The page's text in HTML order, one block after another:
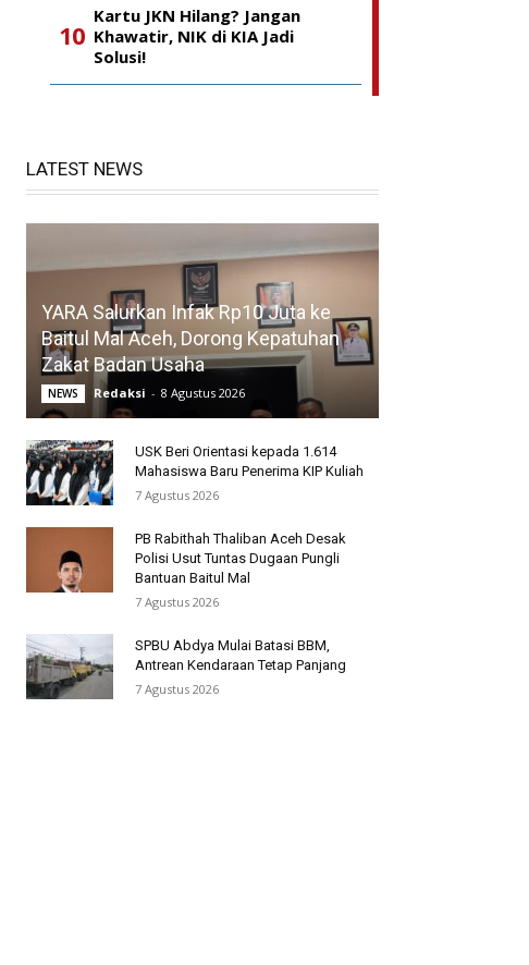
Kartu JKN Hilang? Jangan
Khawatir, NIK di KIA Jadi
Solusi!
LATEST NEWS
YARA Salurkan Infak Rp10 Juta ke
Baitul Mal Aceh, Dorong Kepatuhan
Zakat Badan Usaha
NEWS Redaksi - 8 Agustus 2026
USK Beri Orientasi kepada 1.614
Mahasiswa Baru Penerima KIP Kuliah
7 Agustus 2026
PB Rabithah Thaliban Aceh Desak
Polisi Usut Tuntas Dugaan Pungli
Bantuan Baitul Mal
7 Agustus 2026
SPBU Abdya Mulai Batasi BBM,
Antrean Kendaraan Tetap Panjang
7 Agustus 2026